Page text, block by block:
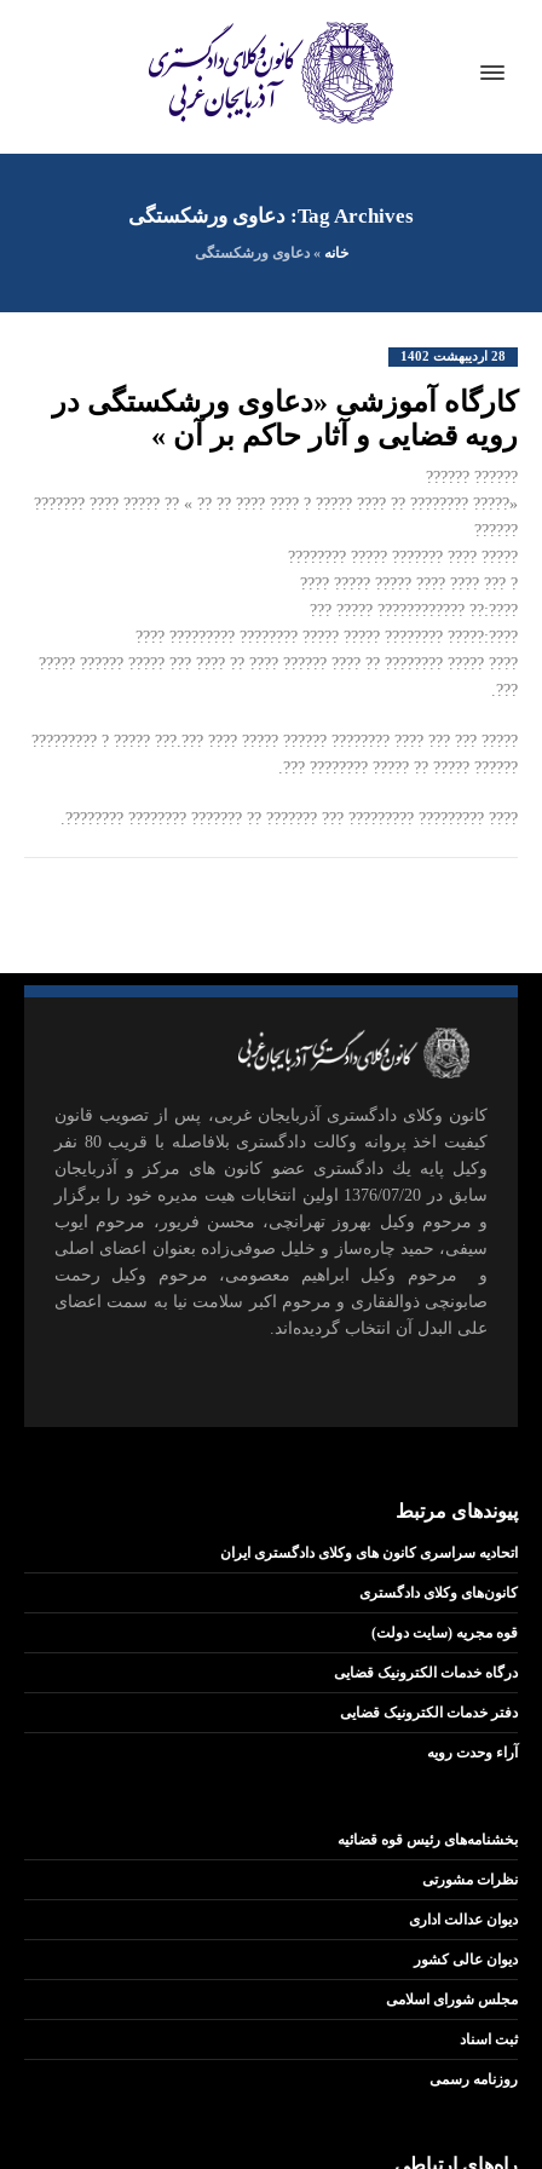
Tag Archives: دعاوی ورشکستگی
خانه »دعاوی ورشکستگی
28 اردیبهشت 1402
کارگاه آموزشی «دعاوی ورشکستگی در
رویه قضایی و آثار حاکم بر آن »
?????? ??????
«????? ???????? ?? ???? ????? ? ???? ???? ?? ?? » ?? ????? ???? ???????
??????
????? ???? ??????? ????? ????????
? ??? ???? ???? ????? ????? ????
????:?? ???????????? ????? ???
????:????? ???????? ????? ????? ???????? ????????? ????
???? ????? ???????? ?? ???? ?????? ???? ?? ???? ??? ????? ?????? ?????
???.
????? ??? ??? ???? ???????? ?????? ????? ???? ???.??? ????? ? ?????????
?????? ????? ?? ????? ???????? ???.
???? ????????? ????????? ??? ??????? ?? ??????? ???????? ????????.
كانون وكلای دادگستری آذربايجان غربی، پس از تصويب قانون
كيفيت اخذ پروانه وكالت دادگستری بلافاصله با قريب 80 نفر
وكيل پايه يك دادگستری عضو كانون های مركز و آذربايجان
سابق در 1376/07/20 اولين انتخابات هيت مديره خود را برگزار
و مرحوم وکیل بهروز تهرانچی، محسن فريور، مرحوم ايوب
سيفی، حميد چاره‌ساز و خليل صوفی‌زاده بعنوان اعضای اصلی
و مرحوم وکیل ابراهيم معصومی، مرحوم وکیل رحمت
صابونچی ذوالفقاری و مرحوم اكبر سلامت نيا به سمت اعضای
علی البدل آن انتخاب گرديده‌اند.
پیوندهای مرتبط
اتحادیه سراسری کانون های وکلای دادگستری ایران
کانون‌های وکلای دادگستری
قوه مجریه (سایت دولت)
درگاه خدمات الکترونیک قضایی
دفتر خدمات الکترونیک قضایی
آراء وحدت رویه
بخشنامه‌های رئیس قوه قضائیه
نظرات مشورتی
دیوان عدالت اداری
دیوان عالی کشور
مجلس شورای اسلامی
ثبت اسناد
روزنامه رسمی
راه‌های ارتباطی